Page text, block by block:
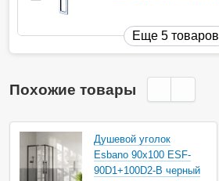
Еще 5 товаров
Похожие товары
Душевой уголок
Esbano 90х100 ESF-
90D1+100D2-B черный